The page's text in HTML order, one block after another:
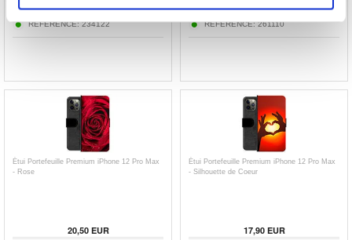
RÉFÉRENCE:234122 RÉFÉRENCE:261110
Étui Portefeuille Premium iPhone 12 Pro Max
- Rose
20,50EUR
Étui Portefeuille Premium iPhone 12 Pro Max
- Silhouette de Coeur
17,90EUR